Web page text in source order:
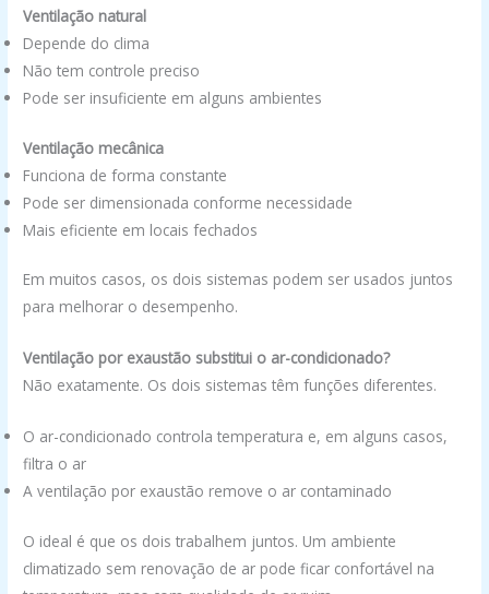
Ventilação natural
Depende do clima
Não tem controle preciso
Pode ser insuficiente em alguns ambientes
Ventilação mecânica
Funciona de forma constante
Pode ser dimensionada conforme necessidade
Mais eficiente em locais fechados
Em muitos casos, os dois sistemas podem ser usados juntos
para melhorar o desempenho.
Ventilação por exaustão substitui o ar-condicionado?
Não exatamente. Os dois sistemas têm funções diferentes.
O ar-condicionado controla temperatura e, em alguns casos,
filtra o ar
A ventilação por exaustão remove o ar contaminado
O ideal é que os dois trabalhem juntos. Um ambiente
climatizado sem renovação de ar pode ficar confortável na